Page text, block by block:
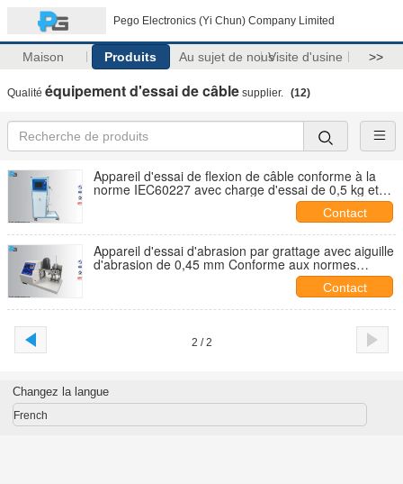
Pego Electronics (Yi Chun) Company Limited
Maison Produits Au sujet de nousVisite d'usine >>
Qualité équipement d'essai de câble supplier. (12)
Appareil d'essai de flexion de câble conforme à la
norme IEC60227 avec charge d'essai de 0,5 kg et
Contact
Appareil d'essai d'abrasion par grattage avec aiguille
d'abrasion de 0,45 mm Conforme aux normes
ISO6722-1 et ISO19642-2 à 55 cycles/min
Contact
2 / 2
Changez la langue
French